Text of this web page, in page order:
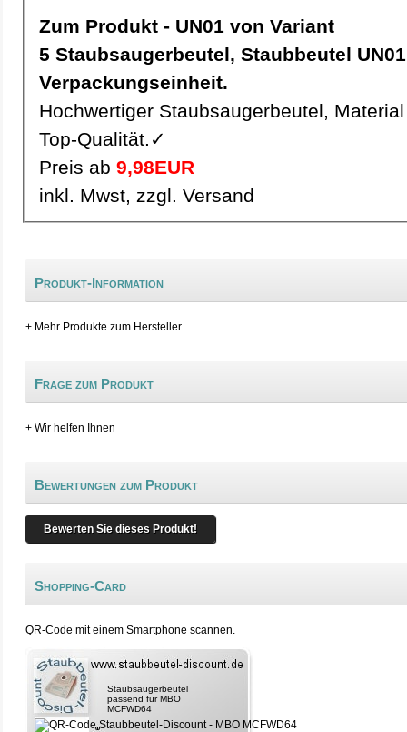
Zum Produkt - UN01 von Variant
5 Staubsaugerbeutel, Staubbeutel UN01 pro
Verpackungseinheit.
Hochwertiger Staubsaugerbeutel,
Top-Qualität.✓
Preis ab 9,98EUR
inkl. Mwst, zzgl. Versand
Produkt-Information
+ Mehr Produkte zum Hersteller
Frage zum Produkt
+ Wir helfen Ihnen
Bewertungen zum Produkt
Bewerten Sie dieses Produkt!
Shopping-Card
QR-Code mit einem Smartphone scannen.
Staubsaugerbeutel
passend für MBO
MCFWD64